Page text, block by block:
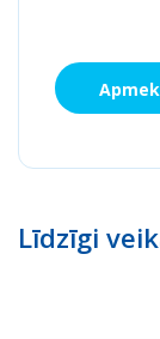
Līdzīgi